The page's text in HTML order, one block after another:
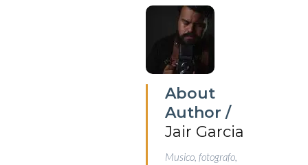
About
Author /
Jair Garcia
Musico, fotografo,